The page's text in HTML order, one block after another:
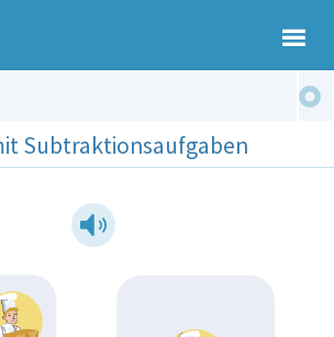
Subtraktionsaufgaben